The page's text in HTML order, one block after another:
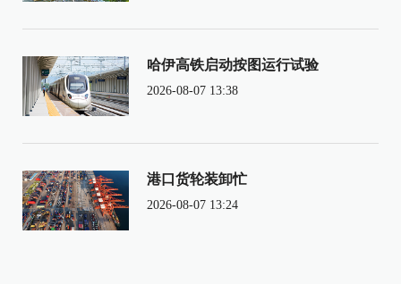
哈伊高铁启动按图运行试验
2026-08-07 13:38
港口货轮装卸忙
2026-08-07 13:24